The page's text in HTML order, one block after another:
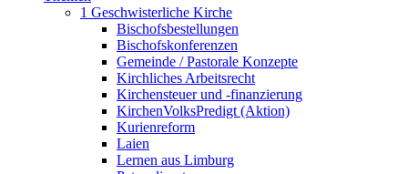
1 Geschwisterliche Kirche
Bischofsbestellungen
Bischofskonferenzen
Gemeinde / Pastorale Konzepte
Kirchliches Arbeitsrecht
Kirchensteuer und -finanzierung
KirchenVolksPredigt (Aktion)
Kurienreform
Laien
Lernen aus Limburg